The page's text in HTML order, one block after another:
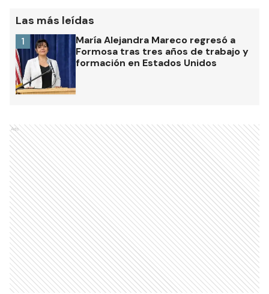
Las más leídas
María Alejandra Mareco regresó a
Formosa tras tres años de trabajo y
formación en Estados Unidos
1
Ads